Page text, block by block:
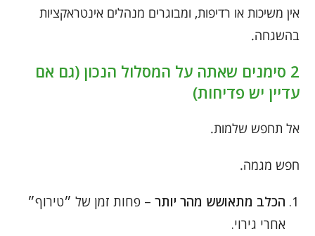
אין משיכות או רדיפות, ומבוגרים מנהלים אינטראקציות
בהשגחה.
2 סימנים שאתה על המסלול הנכון (גם אם
עדיין יש פדיחות)
אל תחפש שלמות.
חפש מגמה.
הכלב מתאושש מהר יותר – פחות זמן של ״טירוף״
אחרי גירוי.